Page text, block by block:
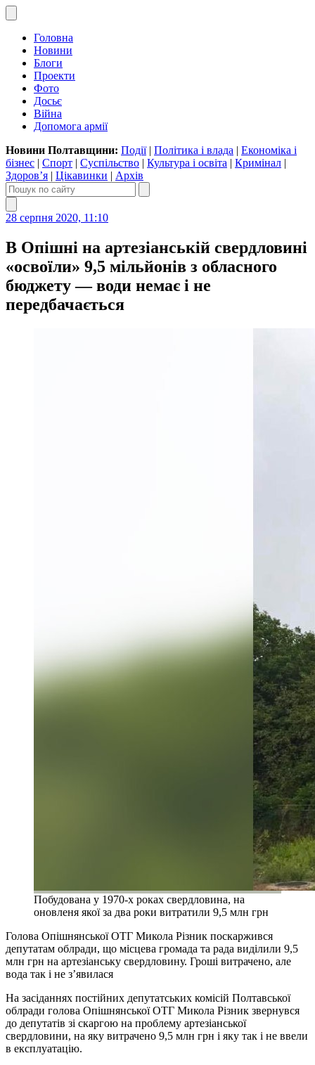
Головна
Новини
Блоги
Проекти
Фото
Досьє
Війна
Допомога армії
Новини Полтавщини: Події| Політика і влада | Економіка і
бізнес | Спорт | Суспільство | Культура і освіта | Кримінал |
Здоров’я | Цікавинки | Архів
28 серпня 2020, 11:10
В Опішні на артезіанській свердловині
«освоїли» 9,5 мільйонів з обласного
бюджету — води немає і не
передбачається
Побудована у 1970-х роках свердловина, на
оновленя якої за два роки витратили 9,5 млн грн
Голова Опішнянської ОТГ Микола Різник поскаржився
депутатам облради, що місцева громада та рада виділили 9,5
млн грн на артезіанську свердловину. Гроші витрачено, але
вода так і не з’явилася
На засіданнях постійних депутатських комісій Полтавської
облради голова Опішнянської ОТГ Микола Різник звернувся
до депутатів зі скаргою на проблему артезіанської
свердловини, на яку витрачено 9,5 млн грн і яку так і не ввели
в експлуатацію.